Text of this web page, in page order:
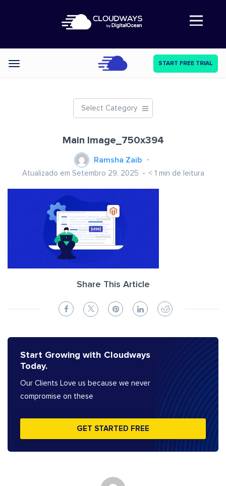
Abre a navegação
Categories START FREE TRIAL
Select Category
Main Image_750x394
Ramsha Zaib
Atualizado em Setembro 29, 2025 < 1 min de leitura
Share This Article
Start Growing with Cloudways
Today.
Our Clients Love us because we never
compromise on these
GET STARTED FREE